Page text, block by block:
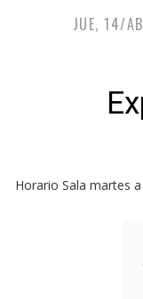
JUE, 14/
Horario Sala martes